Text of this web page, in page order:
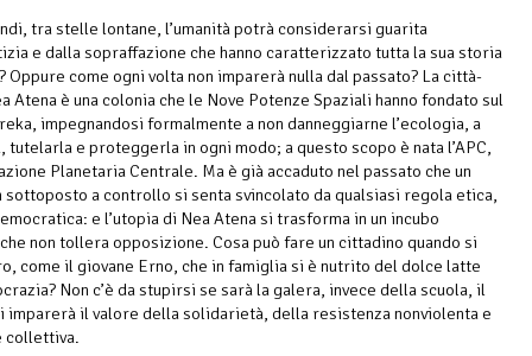
tra stelle lontane, l’umanità potrà considerarsi guarita
e dalla sopraffazione che hanno caratterizzato tutta la sua storia
Oppure come ogni volta non imparerà nulla dal passato? La città-
Atena è una colonia che le Nove Potenze Spaziali hanno fondato sul
impegnandosi formalmente a non danneggiarne l’ecologia, a
e proteggerla in ogni modo; a questo scopo è nata l’APC,
Planetaria Centrale. Ma è già accaduto nel passato che un
sottoposto a controllo si senta svincolato da qualsiasi regola etica,
e l’utopia di Nea Atena si trasforma in un incubo
non tollera opposizione. Cosa può fare un cittadino quando si
come il giovane Erno, che in famiglia si è nutrito del dolce latte
Non c’è da stupirsi se sarà la galera, invece della scuola, il
imparerà il valore della solidarietà, della resistenza nonviolenta e
collettiva.